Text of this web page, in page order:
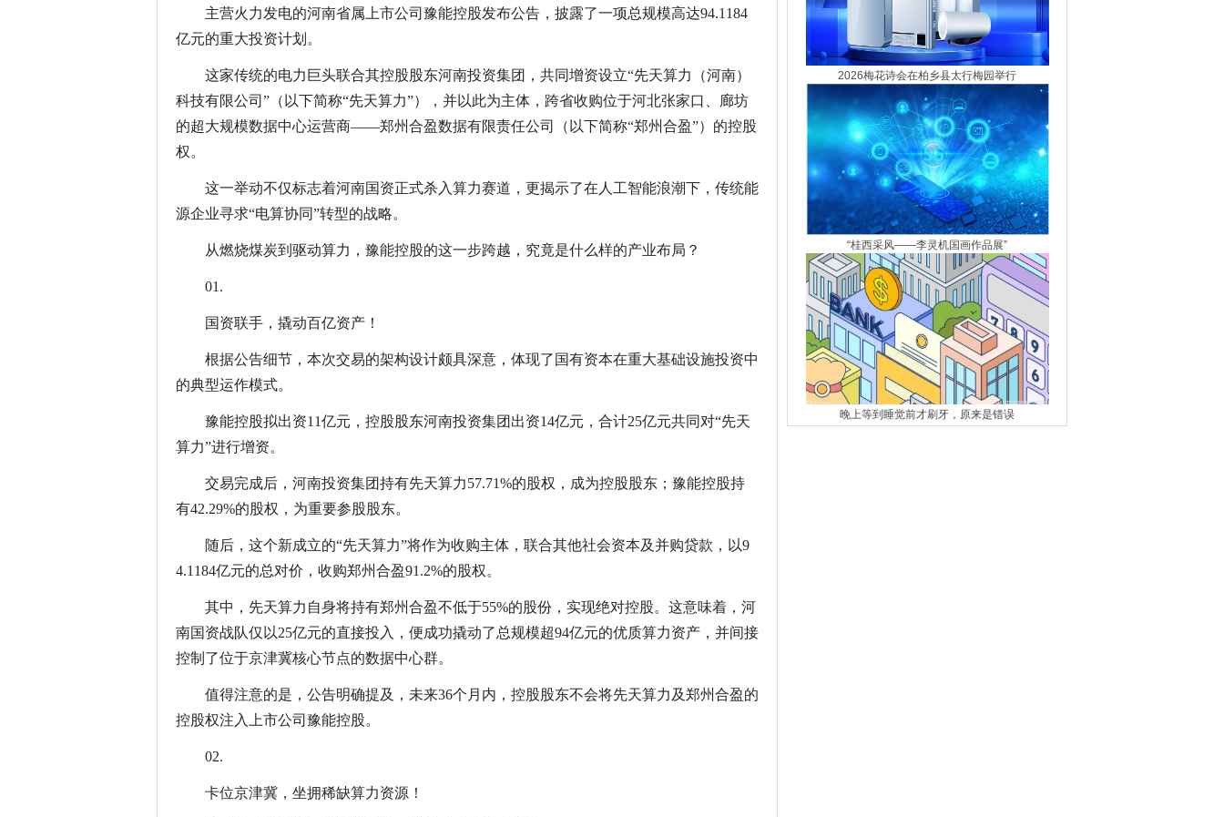
主营火力发电的河南省属上市公司豫能控股发布公告，披露了一项总规模高达94.1184
亿元的重大投资计划。
这家传统的电力巨头联合其控股股东河南投资集团，共同增资设立“先天算力（河南）
科技有限公司”（以下简称“先天算力”），并以此为主体，跨省收购位于河北张家口、廊坊
的超大规模数据中心运营商——郑州合盈数据有限责任公司（以下简称“郑州合盈”）的控股
权。
这一举动不仅标志着河南国资正式杀入算力赛道，更揭示了在人工智能浪潮下，传统能
源企业寻求“电算协同”转型的战略。
从燃烧煤炭到驱动算力，豫能控股的这一步跨越，究竟是什么样的产业布局？
01.
国资联手，撬动百亿资产！
根据公告细节，本次交易的架构设计颇具深意，体现了国有资本在重大基础设施投资中
的典型运作模式。
豫能控股拟出资11亿元，控股股东河南投资集团出资14亿元，合计25亿元共同对“先天
算力”进行增资。
交易完成后，河南投资集团持有先天算力57.71%的股权，成为控股股东；豫能控股持
有42.29%的股权，为重要参股股东。
随后，这个新成立的“先天算力”将作为收购主体，联合其他社会资本及并购贷款，以9
4.1184亿元的总对价，收购郑州合盈91.2%的股权。
其中，先天算力自身将持有郑州合盈不低于55%的股份，实现绝对控股。这意味着，河
南国资战队仅以25亿元的直接投入，便成功撬动了总规模超94亿元的优质算力资产，并间接
控制了位于京津冀核心节点的数据中心群。
值得注意的是，公告明确提及，未来36个月内，控股股东不会将先天算力及郑州合盈的
控股权注入上市公司豫能控股。
02.
卡位京津冀，坐拥稀缺算力资源！
2026梅花诗会在柏乡县太行梅园举行
“桂西采风——李灵机国画作品展”
晚上等到睡觉前才刷牙，原来是错误